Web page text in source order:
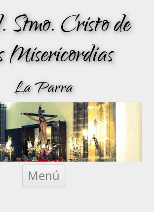
Stmo. Cristo de
La Parra
Menú
Saltar